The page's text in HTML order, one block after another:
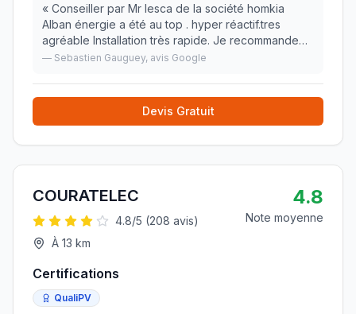
« Conseiller par Mr lesca de la société homkia
Alban énergie a été au top . hyper réactif.tres
agréable Installation très rapide. Je recommande
vivement. J'ai eu a faire de des concurrents pour
— Sebastien Gauguey, avis Google
Devis Gratuit
COURATELEC
4.8/5 (208 avis)
À 13 km
4.8
Note moyenne
Certifications
QualiPV